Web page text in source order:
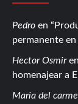
Pedro en
permanente
Hector Osmiren
homenajear a
Maria del